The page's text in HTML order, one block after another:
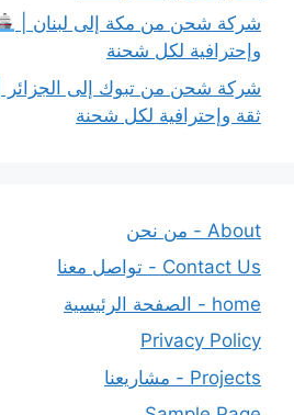
شركة شحن من مكة إلى لبنان |
وإحترافية لكل شحنة
شركة شحن من تبوك إلى الجزائر |
ثقة وإحترافية لكل شحنة
About - من نحن
Contact Us - تواصل معنا
home - الصفحة الرئيسية
Privacy Policy
Projects - مشاريعنا